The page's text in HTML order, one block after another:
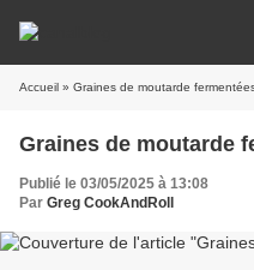
Accueil » Graines de moutarde
Graines de moutarde
Publié le 03/05/2025 à 13:08
Par Greg CookAndRoll